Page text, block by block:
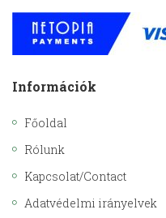
Információk
Főoldal
Rólunk
Kapcsolat/Contact
Adatvédelmi irányelvek